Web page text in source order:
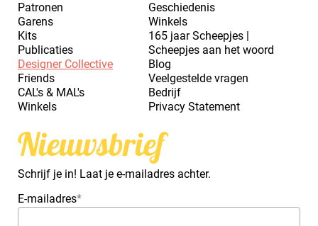
Patronen
Garens
Kits
Publicaties
Designer Collective
Friends
CAL's & MAL's
Winkels
Geschiedenis
Winkels
165 jaar Scheepjes |
Scheepjes aan het woord
Blog
Veelgestelde vragen
Bedrijf
Privacy Statement
Nieuwsbrief
Schrijf je in! Laat je e-mailadres achter.
E-mailadres*